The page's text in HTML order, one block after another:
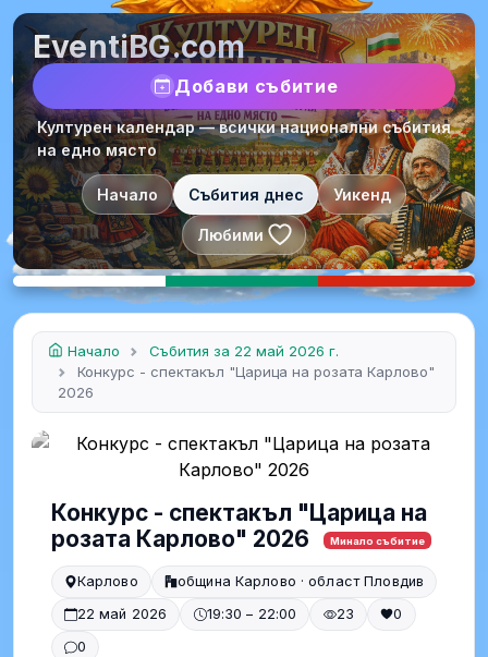
EventiBG.com
Добави събитие
Културен календар — всички национални събития
на едно място
Начало Събития днес Уикенд
Любими
Начало
Събития за 22 май 2026 г.
Конкурс - спектакъл "Царица на розата Карлово"
2026
Конкурс - спектакъл "Царица на
розата Карлово" 2026
Минало събитие
Карлово
община Карлово · област Пловдив
22 май 2026
19:30 – 22:00 23
0
0